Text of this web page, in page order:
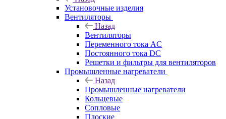
Установочные изделия
Вентиляторы
Назад
Вентиляторы
Переменного тока AC
Постоянного тока DC
Решетки и фильтры для вентиляторов
Промышленные нагреватели
Назад
Промышленные нагреватели
Кольцевые
Сопловые
Плоские